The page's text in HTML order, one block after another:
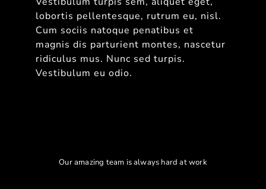
lobortis pellentesque, rutrum eu, nisl.
Cum sociis natoque penatibus et
magnis dis parturient montes, nascetur
ridiculus mus. Nunc sed turpis.
Vestibulum eu odio.
Our amazing team is always hard at work